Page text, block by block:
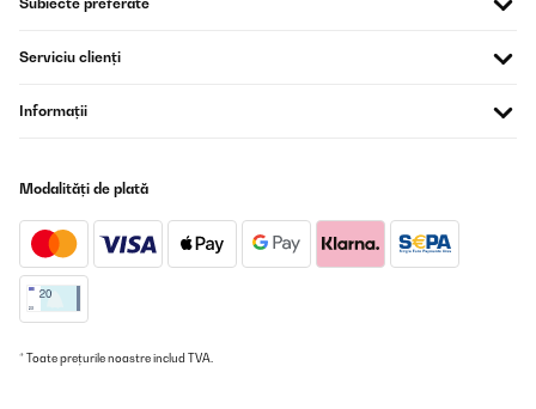
satisfait
casser moi même la porte
Comment faire pour commander une porte complète
_______________________________
===============================
RÉPONDRE
===============================
Bonjour Mhend,
Merci pour votre message et nous sommes ravis d'apprendre que
vos dimensions.
Serviciu clienți
Informații
Modalități de plată
* Toate prețurile noastre includ TVA.